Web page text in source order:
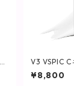
V3 VSPIC
ml【
¥8,800